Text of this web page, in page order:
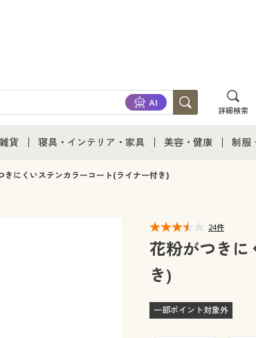
詳細検索
貨
貨すべて
寝具・インテリア・家具
寝具・インテリア・家具通販すべて
カーテン・ラグ・ファブリック
美容・健康
美容・健康通販すべて
制服
ジュ
きにくいステンカラーコート(ライナー付き)
24件
花粉がつきに
き)
一部ポイント対象外